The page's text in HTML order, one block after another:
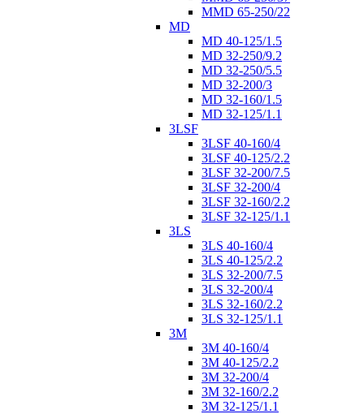
MMD 65-250/22
MD
MD 40-125/1.5
MD 32-250/9.2
MD 32-250/5.5
MD 32-200/3
MD 32-160/1.5
MD 32-125/1.1
3LSF
3LSF 40-160/4
3LSF 40-125/2.2
3LSF 32-200/7.5
3LSF 32-200/4
3LSF 32-160/2.2
3LSF 32-125/1.1
3LS
3LS 40-160/4
3LS 40-125/2.2
3LS 32-200/7.5
3LS 32-200/4
3LS 32-160/2.2
3LS 32-125/1.1
3M
3M 40-160/4
3M 40-125/2.2
3M 32-200/4
3M 32-160/2.2
3M 32-125/1.1